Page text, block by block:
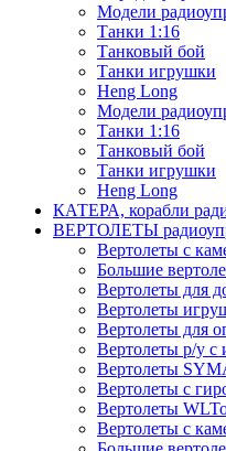
Модели
Танки 1:16
Танковый бой
Танки игрушки
Heng Long
Модели
Танки 1:16
Танковый бой
Танки игрушки
Heng Long
КАТЕРА, корабли
ВЕРТОЛЕТЫ
Вертолеты с
Большие
Вертолеты для
Вертолеты
Вертолеты для
Вертолеты р/у
Вертолеты
Вертолеты с
Вертолеты
Вертолеты с